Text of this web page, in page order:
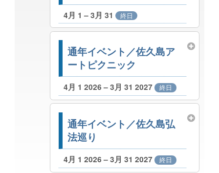
4月 1 – 3月 31 終日
通年イベント／佐久島ア
ートピクニック
4月 1 2026 – 3月 31 2027 終日
通年イベント／佐久島弘
法巡り
4月 1 2026 – 3月 31 2027 終日